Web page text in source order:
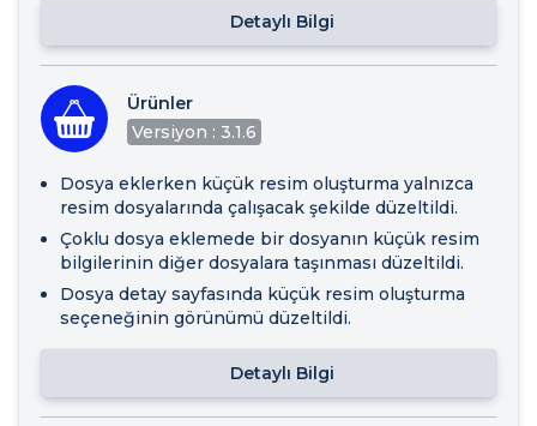
Detaylı Bilgi
Ürünler
Versiyon : 3.1.6
Dosya eklerken küçük resim oluşturma yalnızca
resim dosyalarında çalışacak şekilde düzeltildi.
Çoklu dosya eklemede bir dosyanın küçük resim
bilgilerinin diğer dosyalara taşınması düzeltildi.
Dosya detay sayfasında küçük resim oluşturma
seçeneğinin görünümü düzeltildi.
Detaylı Bilgi